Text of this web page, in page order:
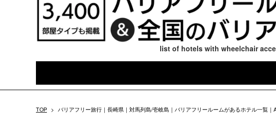
list of hotels with wheelchair
TOP > バリアフリー旅行｜長崎県｜対馬列島/壱岐島｜バリアフリールームがあるホテル一覧｜